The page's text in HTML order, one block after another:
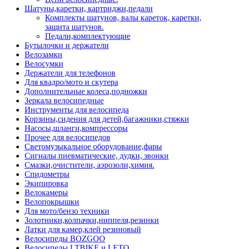
Шатуны,каретки, картриджи,педали
Комплекты шатунов, валы кареток, каретки,
защита шатунов.
Педали,комплектующие
Бутылочки и держатели
Велозамки
Велосумки
Держатели для телефонов
Для квадро/мото и скутера
Дополнительные колеса,подножки
Зеркала велосипедные
Инструменты для велосипеда
Корзины,сидения для детей,багажники,стяжки
Насосы,шланги,компрессоры
Прочее для велосипедов
Светомузыкальное оборудование,фары
Сигналы пневматические, дудки, звонки
Смазки,очистители, аэрозоли,химия.
Спидометры
Экипировка
Велокамеры
Велопокрышки
Для мото/бензо техники
Золотники,колпачки,ниппеля,резинки
Латки для камер,клей резиновый
Велосипеды BOZGOO